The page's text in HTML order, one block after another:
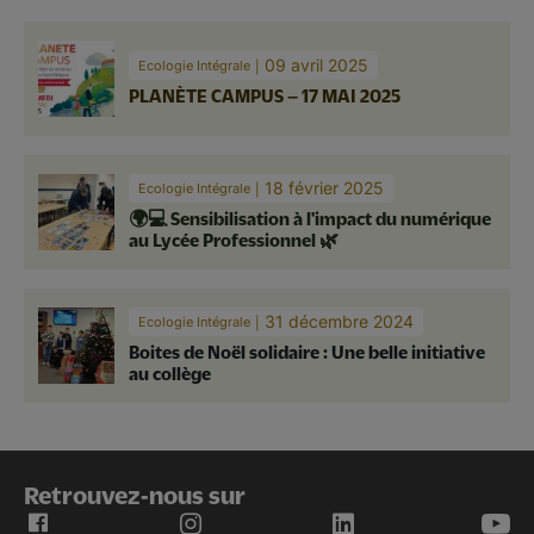
Ecologie Intégrale 09 avril 2025
PLANÈTE CAMPUS – 17 MAI 2025
Ecologie Intégrale 18 février 2025
🌍💻 Sensibilisation à l'impact du numérique
au Lycée Professionnel 🌿
Ecologie Intégrale 31 décembre 2024
Boites de Noël solidaire : Une belle initiative
au collège
Retrouvez-nous sur